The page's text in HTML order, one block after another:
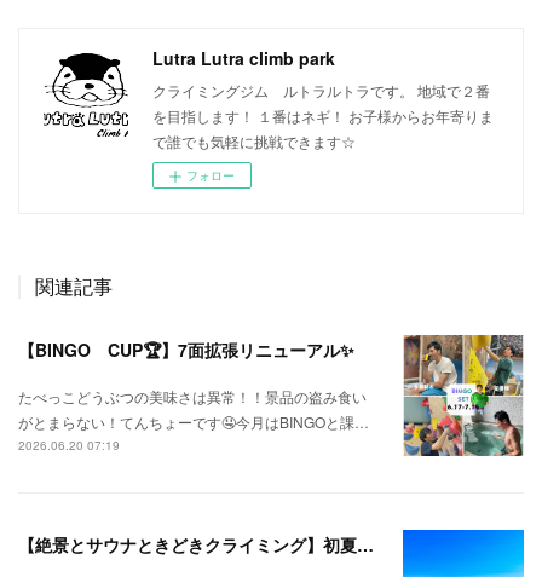
Lutra Lutra climb park
クライミングジム ルトラルトラです。 地域で２番
を目指します！ １番はネギ！ お子様からお年寄りま
で誰でも気軽に挑戦できます☆
フォロー
関連記事
【BINGO CUP🏆】7面拡張リニューアル✨
たべっこどうぶつの美味さは異常！！景品の盗み食い
がとまらない！てんちょーです🤤今月はBINGOと課…
2026.06.20 07:19
【絶景とサウナときどきクライミング】初夏の信州ひとり旅⛅